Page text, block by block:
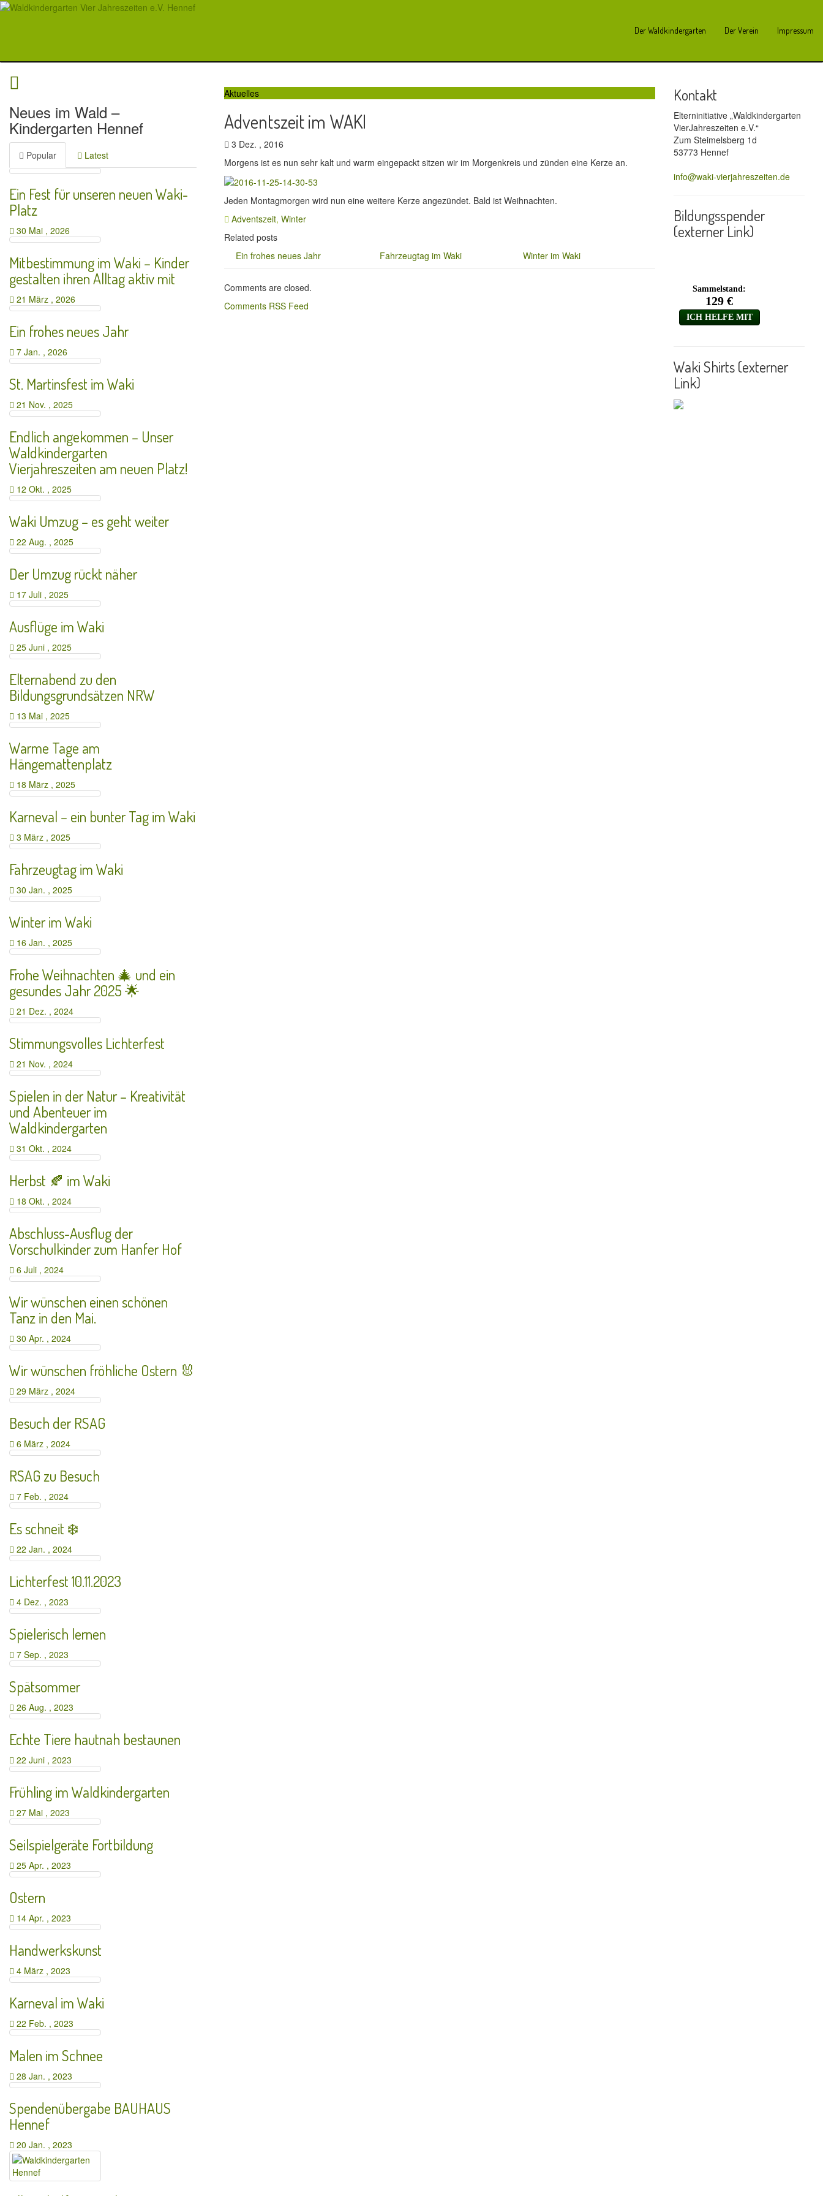
Der Waldkindergarten Der Verein Impressum
Aktuelles
Adventszeit im WAKI
3 Dez. , 2016
Morgens ist es nun sehr kalt und warm eingepackt sitzen wir im Morgenkreis und zünden eine Kerze an.
Jeden Montagmorgen wird nun eine weitere Kerze angezündet. Bald ist Weihnachten.
Adventszeit, Winter
Related posts
Ein frohes neues Jahr
Fahrzeugtag im Waki Winter im Waki
Comments are closed.
Comments RSS Feed
Kontakt
Elterninitiative „Waldkindergarten
VierJahreszeiten e.V.“
Zum Steimelsberg 1d
53773 Hennef
info@waki-vierjahreszeiten.de
Bildungsspender
(externer Link)
Waki Shirts (externer
Link)
Neues im Wald –
Kindergarten Hennef
Popular Latest
Ein Fest für unseren neuen Waki-
Platz
30 Mai , 2026
Mitbestimmung im Waki – Kinder
gestalten ihren Alltag aktiv mit
21 März , 2026
Ein frohes neues Jahr
7 Jan. , 2026
St. Martinsfest im Waki
21 Nov. , 2025
Endlich angekommen – Unser
Waldkindergarten
Vierjahreszeiten am neuen Platz!
12 Okt. , 2025
Waki Umzug – es geht weiter
22 Aug. , 2025
Der Umzug rückt näher
17 Juli , 2025
Ausflüge im Waki
25 Juni , 2025
Elternabend zu den
Bildungsgrundsätzen NRW
13 Mai , 2025
Warme Tage am
Hängemattenplatz
18 März , 2025
Karneval – ein bunter Tag im Waki
3 März , 2025
Fahrzeugtag im Waki
30 Jan. , 2025
Winter im Waki
16 Jan. , 2025
Frohe Weihnachten 🎄 und ein
gesundes Jahr 2025 🌟
21 Dez. , 2024
Stimmungsvolles Lichterfest
21 Nov. , 2024
Spielen in der Natur – Kreativität
und Abenteuer im
Waldkindergarten
31 Okt. , 2024
Herbst 🍂 im Waki
18 Okt. , 2024
Abschluss-Ausflug der
Vorschulkinder zum Hanfer Hof
6 Juli , 2024
Wir wünschen einen schönen
Tanz in den Mai.
30 Apr. , 2024
Wir wünschen fröhliche Ostern 🐰
29 März , 2024
Besuch der RSAG
6 März , 2024
RSAG zu Besuch
7 Feb. , 2024
Es schneit ❄️
22 Jan. , 2024
Lichterfest 10.11.2023
4 Dez. , 2023
Spielerisch lernen
7 Sep. , 2023
Spätsommer
26 Aug. , 2023
Echte Tiere hautnah bestaunen
22 Juni , 2023
Frühling im Waldkindergarten
27 Mai , 2023
Seilspielgeräte Fortbildung
25 Apr. , 2023
Ostern
14 Apr. , 2023
Handwerkskunst
4 März , 2023
Karneval im Waki
22 Feb. , 2023
Malen im Schnee
28 Jan. , 2023
Spendenübergabe BAUHAUS
Hennef
20 Jan. , 2023